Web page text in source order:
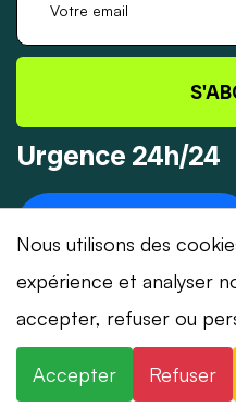
Urgence 24h/24
© 2026 Dépannage-
réservés |
Nous utilisons des
expérience et analyser
accepter, refuser ou
Accepter Refuser